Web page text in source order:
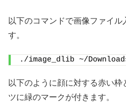
以下のコマンドで画像ファイル
す。
./image_dlib ~/
以下のように顔に対する赤い
ツに緑のマークが付きます。